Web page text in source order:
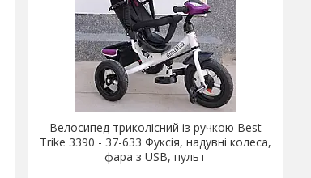
Велосипед триколісний із ручкою Best
Trike 3390 - 37-633 Фуксія, надувні колеса,
фара з USB, пульт